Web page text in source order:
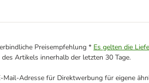
Preisempfehlung * Es gelten die
Artikels innerhalb der letzten 30 Tage.
Adresse für Direktwerbung für eigene